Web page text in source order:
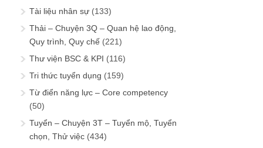
Tài liệu nhân sự (133)
Thải – Chuyện 3Q – Quan hệ lao động,
Quy trình, Quy chế (221)
Thư viện BSC & KPI (116)
Tri thức tuyển dụng (159)
Từ điển năng lực – Core competency
(50)
Tuyển – Chuyện 3T – Tuyển mộ, Tuyển
chọn, Thử việc (434)